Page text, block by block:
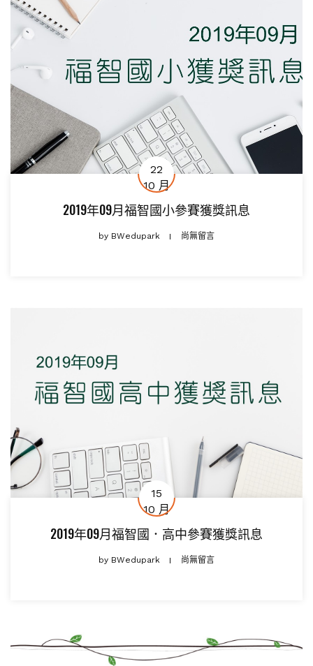
22
10 月
2019年09月福智國小參賽獲獎訊息
by BWedupark 尚無留言
15
10 月
2019年09月福智國．高中參賽獲獎訊息
by BWedupark 尚無留言